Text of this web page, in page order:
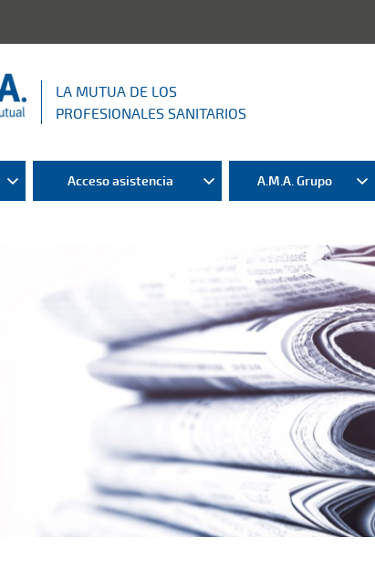
LA MUTUA DE LOS
PROFESIONALES SANITARIOS
Acceso asistencia A.M.A. Grupo